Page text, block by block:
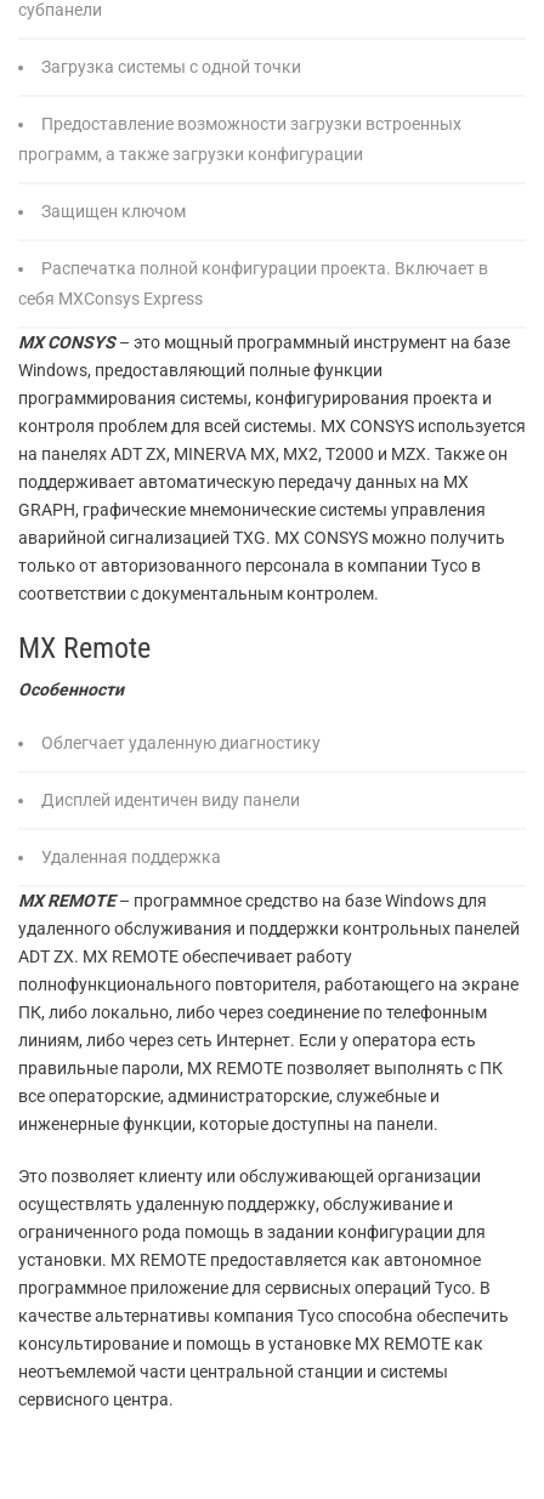
субпанели
Загрузка системы с одной точки
Предоставление возможности загрузки встроенных
программ, а также загрузки конфигурации
Защищен ключом
Распечатка полной конфигурации проекта. Включает в
себя MXConsys Express
MX CONSYS– это мощный программный инструмент на базе
Windows, предоставляющий полные функции
программирования системы, конфигурирования проекта и
контроля проблем для всей системы. MX CONSYS используется
на панелях ADT ZX, MINERVA MX, MX2, T2000 и MZX. Также он
поддерживает автоматическую передачу данных на MX
GRAPH, графические мнемонические системы управления
аварийной сигнализацией TXG. MX CONSYS можно получить
только от авторизованного персонала в компании Тусо в
соответствии с документальным контролем.
MX Remote
Особенности
Облегчает удаленную диагностику
Дисплей идентичен виду панели
Удаленная поддержка
MX REMOTE– программное средство на базе Windows для
удаленного обслуживания и поддержки контрольных панелей
ADT ZX. MX REMOTE обеспечивает работу
полнофункционального повторителя, работающего на экране
ПК, либо локально, либо через соединение по телефонным
линиям, либо через сеть Интернет. Если у оператора есть
правильные пароли, MX REMOTE позволяет выполнять с ПК
все операторские, администраторские, служебные и
инженерные функции, которые доступны на панели.
Это позволяет клиенту или обслуживающей организации
осуществлять удаленную поддержку, обслуживание и
ограниченного рода помощь в задании конфигурации для
установки. MX REMOTE предоставляется как автономное
программное приложение для сервисных операций Тусо. В
качестве альтернативы компания Тусо способна обеспечить
консультирование и помощь в установке MX REMOTE как
неотъемлемой части центральной станции и системы
сервисного центра.